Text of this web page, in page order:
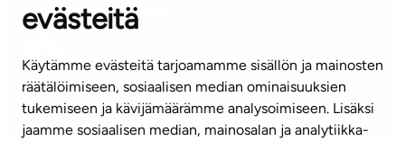
evästeitä
Käytämme evästeitä tarjoamamme sisällön ja mainosten
räätälöimiseen, sosiaalisen median ominaisuuksien
tukemiseen ja kävijämäärämme analysoimiseen. Lisäksi
jaamme sosiaalisen median, mainosalan ja analytiikka-
(arkisin klo 8-16)
info@ta.fi